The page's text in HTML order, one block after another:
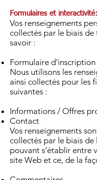
Formulaires et interactivité:
Vos renseignements
collectés par le biais de
savoir :
Formulaire
Nous utilisons les
ainsi collectés pour les
suivantes :
Informations / Offres
Contact
Vos renseignements
collectés par le biais de
pouvant s’établir entre
site Web et ce, de la